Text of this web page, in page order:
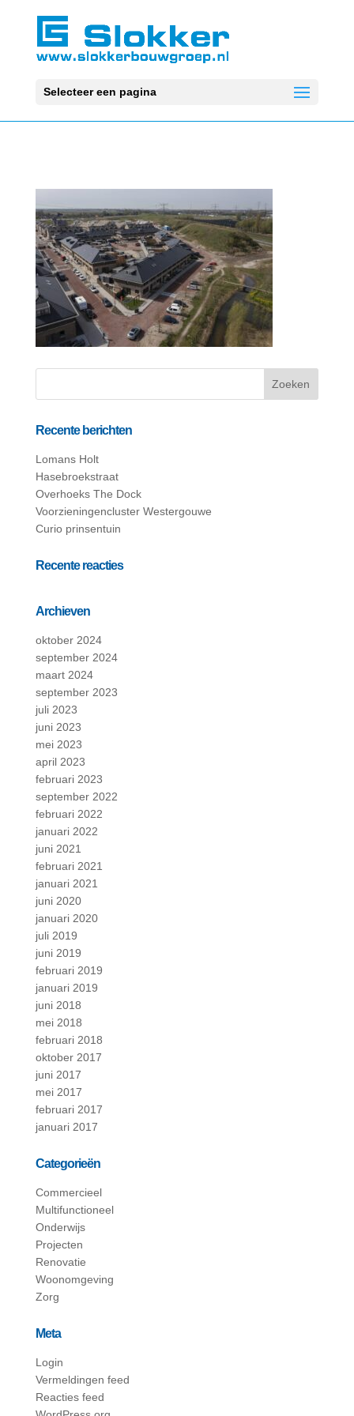
Selecteer een pagina
Recente berichten
Lomans Holt
Hasebroekstraat
Overhoeks The Dock
Voorzieningencluster Westergouwe
Curio prinsentuin
Recente reacties
Archieven
oktober 2024
september 2024
maart 2024
september 2023
juli 2023
juni 2023
mei 2023
april 2023
februari 2023
september 2022
februari 2022
januari 2022
juni 2021
februari 2021
januari 2021
juni 2020
januari 2020
juli 2019
juni 2019
februari 2019
januari 2019
juni 2018
mei 2018
februari 2018
oktober 2017
juni 2017
mei 2017
februari 2017
januari 2017
Categorieën
Commercieel
Multifunctioneel
Onderwijs
Projecten
Renovatie
Woonomgeving
Zorg
Meta
Login
Vermeldingen feed
Reacties feed